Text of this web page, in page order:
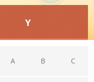
Y
A B C